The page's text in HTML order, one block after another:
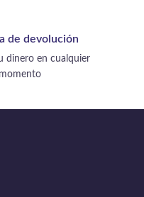
de devolución
dinero en cualquier
momento